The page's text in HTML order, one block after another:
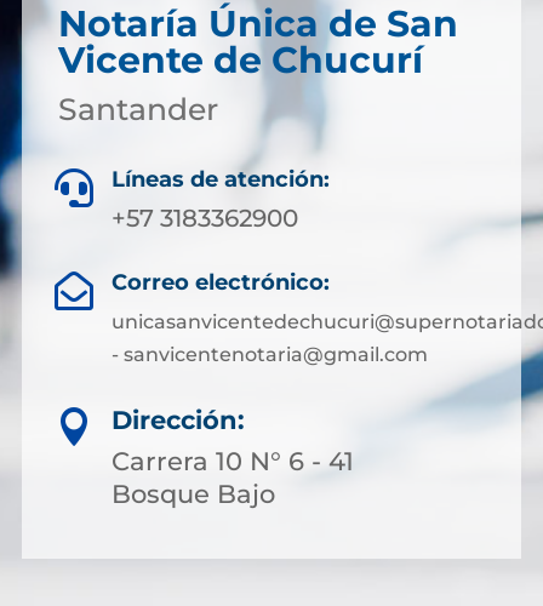
Notaría Única de San
Vicente de Chucurí
Santander
 Líneas de atención:
+57 3183362900
 Correo electrónico:
- sanvicentenotaria@gmail.com

Dirección:
Carrera 10 N° 6 - 41
Bosque Bajo